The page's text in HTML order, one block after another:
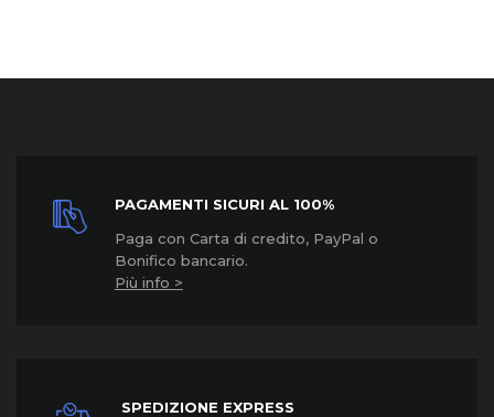
PAGAMENTI SICURI AL 100%
Paga con Carta di credito, PayPal o
Bonifico bancario.
Più info >
SPEDIZIONE EXPRESS